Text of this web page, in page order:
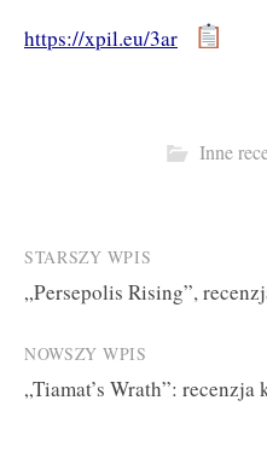
https://xpil.eu/3ar
Inne
Post
navigation
STARSZY WPIS
„Persepolis Rising”,
NOWSZY WPIS
„Tiamat’s Wrath”: recenzja